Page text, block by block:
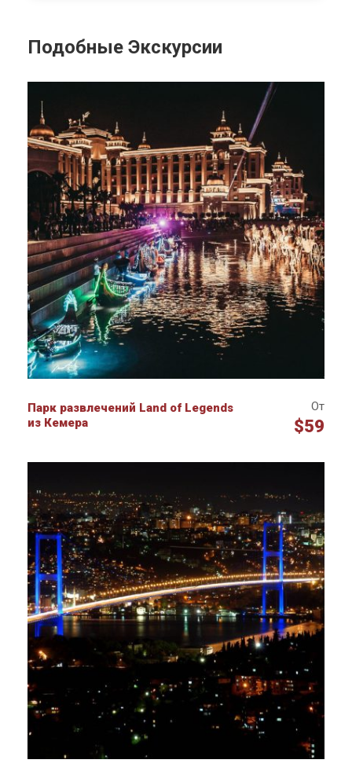
Подобные Экскурсии
Парк развлечений Land of Legends
из Кемера
От
$59